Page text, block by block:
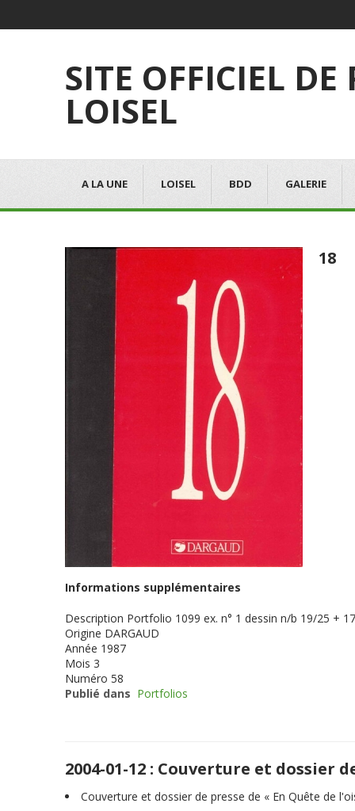
SITE OFFICIEL DE
LOISEL
A LA UNE LOISEL BDD GALERIE
18
Informations supplémentaires
Description Portfolio 1099 ex. n° 1 dessin n/b 19/25 +
Origine DARGAUD
Année 1987
Mois 3
Numéro 58
Publié dans Portfolios
2004-01-12 : Couverture et dossier
Couverture et dossier de presse de « En Quête de